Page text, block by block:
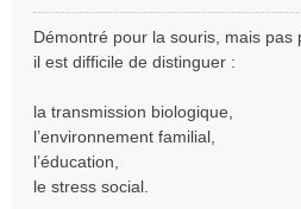
s
s
g
e
n
n
Démontré pour la souris, mais pas
il est difficile de distinguer :
la transmission biologique,
l’environnement familial,
l’éducation,
le stress social.